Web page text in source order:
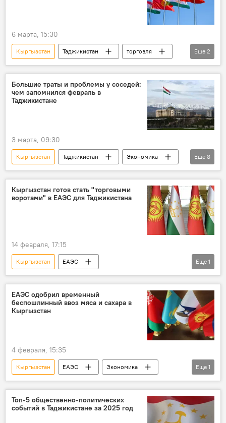
6 марта, 15:30
Кыргызстан Таджикистан
торговля
Центральная Азия
Таджикско-кыргызская граница: последние новости
Еще 2
Большие траты и проблемы у соседей:
чем запомнился февраль в
Таджикистане
3 марта, 09:30
Кыргызстан Таджикистан
Экономика
ЖКХ
предприятия
Общество
Аналитика
Политика
Афганистан
Еще 8
Кыргызстан готов стать "торговыми
воротами" в ЕАЭС для Таджикистана
14 февраля, 17:15
Кыргызстан
ЕАЭС
Таджикистан и ЕАЭС: выгоды и перспективы
Еще 1
ЕАЭС одобрил временный
беспошлинный ввоз мяса и сахара в
Кыргызстан
4 февраля, 15:35
Кыргызстан ЕАЭС
Экономика
Мир
Еще 1
Топ-5 общественно-политических
событий в Таджикистане за 2025 год